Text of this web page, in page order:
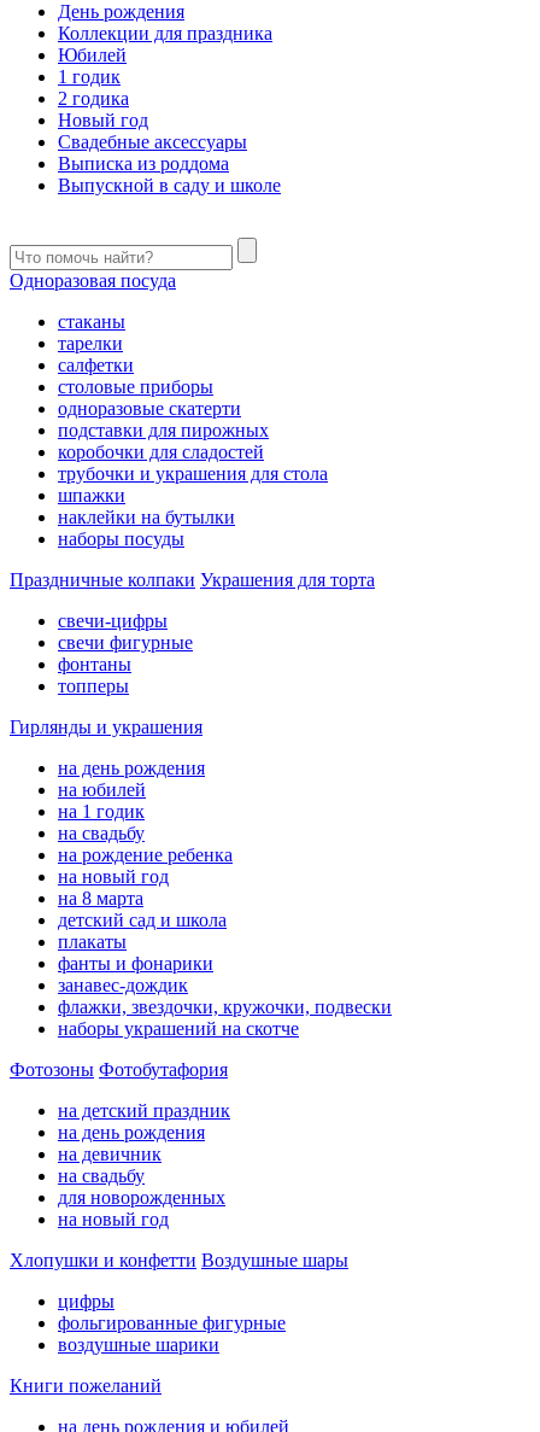
День рождения
Коллекции для праздника
Юбилей
1 годик
2 годика
Новый год
Свадебные аксессуары
Выписка из роддома
Выпускной в саду и школе
Одноразовая посуда
стаканы
тарелки
салфетки
столовые приборы
одноразовые скатерти
подставки для пирожных
коробочки для сладостей
трубочки и украшения для стола
шпажки
наклейки на бутылки
наборы посуды
Праздничные колпаки Украшения для торта
свечи-цифры
свечи фигурные
фонтаны
топперы
Гирлянды и украшения
на день рождения
на юбилей
на 1 годик
на свадьбу
на рождение ребенка
на новый год
на 8 марта
детский сад и школа
плакаты
фанты и фонарики
занавес-дождик
флажки, звездочки, кружочки, подвески
наборы украшений на скотче
Фотозоны Фотобутафория
на детский праздник
на день рождения
на девичник
на свадьбу
для новорожденных
на новый год
Хлопушки и конфетти Воздушные шары
цифры
фольгированные фигурные
воздушные шарики
Книги пожеланий
на день рождения и юбилей